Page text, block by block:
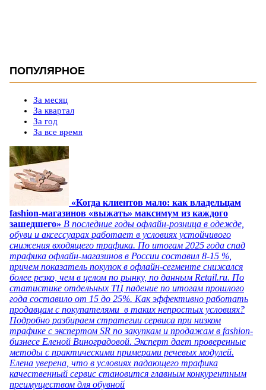
ПОПУЛЯРНОЕ
За месяц
За квартал
За год
За все время
«Когда клиентов мало: как владельцам
fashion-магазинов «выжать» максимум из каждого
зашедшего» В последние годы офлайн-розница в одежде,
обуви и аксессуарах работает в условиях устойчивого
снижения входящего трафика. По итогам 2025 года спад
трафика офлайн-магазинов в России составил 8-15 %,
причем показатель покупок в офлайн-сегменте снижался
более резко, чем в целом по рынку, по данным Retail.ru. По
статистике отдельных ТЦ падение по итогам прошлого
года составило от 15 до 25%. Как эффективно работать
продавцам с покупателями в таких непростых условиях?
Подробно разбираем стратегии сервиса при низком
трафике с экспертом SR по закупкам и продажам в fashion-
бизнесе Еленой Виноградовой. Эксперт дает проверенные
методы с практическими примерами речевых модулей.
Елена уверена, что в условиях падающего трафика
качественный сервис становится главным конкурентным
преимуществом для обувной